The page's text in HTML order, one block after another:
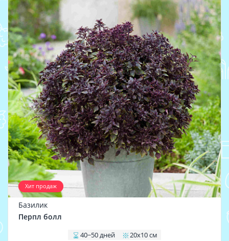
Хит продаж
Базилик
Перпл болл
40−50 дней 20х10 см